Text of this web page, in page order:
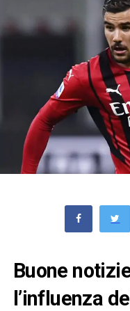
Buone
l’influenza